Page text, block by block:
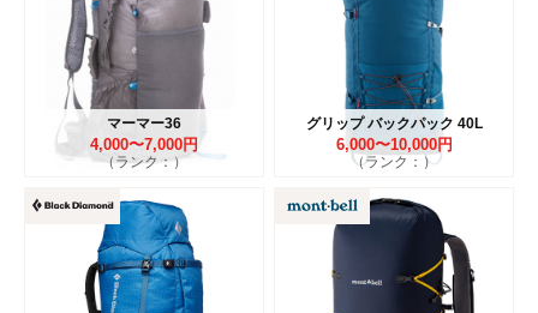
マーマー36
4,000〜7,000円
（ランク：）
グリップ バックパック 40L
6,000〜10,000円
（ランク：）